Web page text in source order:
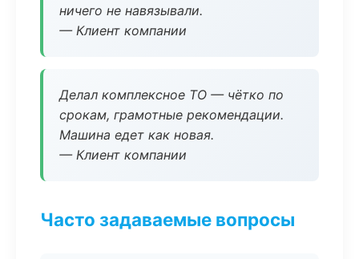
ничего не навязывали.
— Клиент компании
Делал комплексное ТО — чётко по
срокам, грамотные рекомендации.
Машина едет как новая.
— Клиент компании
Часто задаваемые вопросы